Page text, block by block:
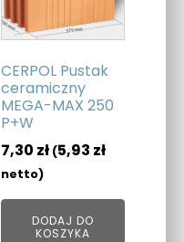
CERPOL Pustak
ceramiczny
MEGA-MAX 250
P+W
7,30 zł (5,93 zł
netto)
DODAJ DO
KOSZYKA